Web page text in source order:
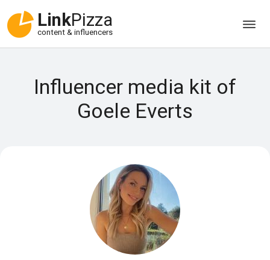
LinkPizza
content & influencers
Influencer media kit of
Goele Everts